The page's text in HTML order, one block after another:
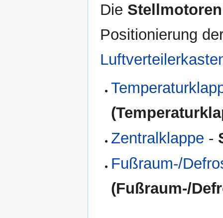
Die Stellmotoren
Positionierung
Zentralklappe -
Fußraum-/
(Fußraum-/